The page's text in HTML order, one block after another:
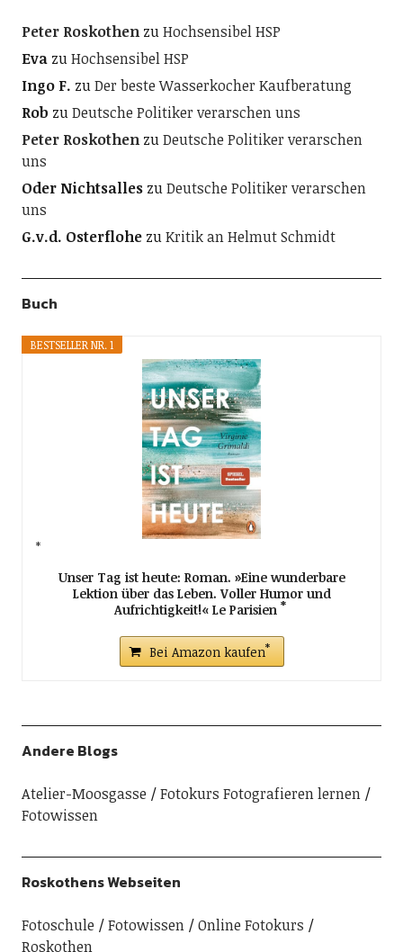
Peter RoskothenzuHochsensibel HSP
EvazuHochsensibel HSP
Ingo F. zuDer beste Wasserkocher Kaufberatung
Rob zuDeutsche Politiker verarschen uns
Peter RoskothenzuDeutsche Politiker verarschen
uns
Oder NichtsalleszuDeutsche Politiker verarschen
uns
G.v.d. OsterflohezuKritik an Helmut Schmidt
Buch
BESTSELLER NR. 1
Unser Tag ist heute: Roman. »Eine wunderbare
Lektion über das Leben. Voller Humor und
Aufrichtigkeit!« Le Parisien
Bei Amazon kaufen
Andere Blogs
Atelier-Moosgasse
Fotokurs Fotografieren lernen
Fotowissen
Roskothens Webseiten
Fotoschule Fotowissen
Online Fotokurs
Roskothen